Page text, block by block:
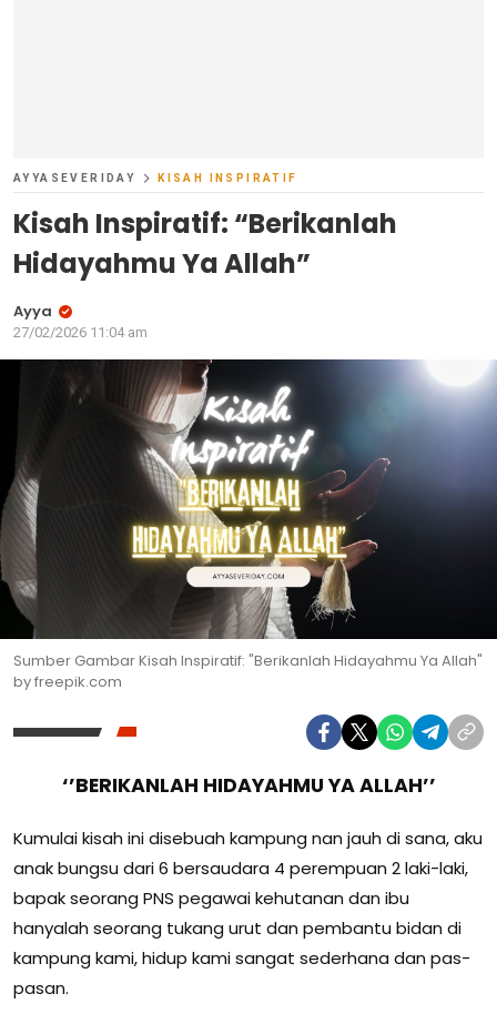
AYYASEVERIDAY KISAH INSPIRATIF
Kisah Inspiratif: “Berikanlah
Hidayahmu Ya Allah”
Ayya
27/02/2026 11:04 am
Sumber Gambar Kisah Inspiratif: "Berikanlah Hidayahmu Ya Allah"
by freepik.com
‘’BERIKANLAH HIDAYAHMU YA ALLAH’’
Kumulai kisah ini disebuah kampung nan jauh di sana, aku
anak bungsu dari 6 bersaudara 4 perempuan 2 laki-laki,
bapak seorang PNS pegawai kehutanan dan ibu
hanyalah seorang tukang urut dan pembantu bidan di
kampung kami, hidup kami sangat sederhana dan pas-
pasan.